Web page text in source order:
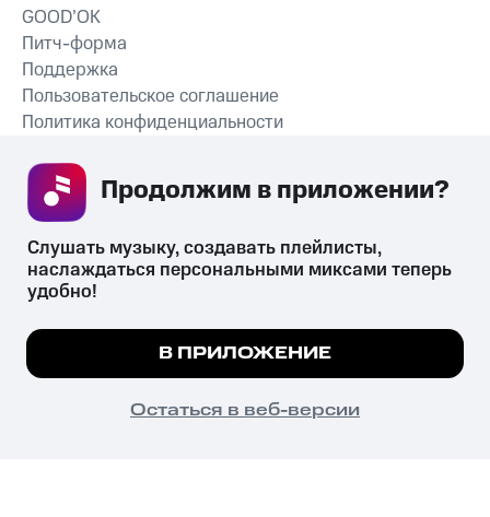
СКАЧАТЬ ПРИЛОЖЕНИЕ
GOOD’OK
Питч-форма
Поддержка
Пользовательское соглашение
Политика конфиденциальности
психотропных веществ, их аналогов причиняет вред здоровью,
их незаконный оборот запрещён и влечёт установленную
законодательством ответственность.
© 2026 ООО «КИОН».
Все права защищены
Мы используем куки, чтобы на сайте все
Подробнее
ПОНЯТНО
Слушать музыку, создавать плейлисты,
наслаждаться персональными миксами теперь
удобно!
В ПРИЛОЖЕНИЕ
Остаться в веб-версии